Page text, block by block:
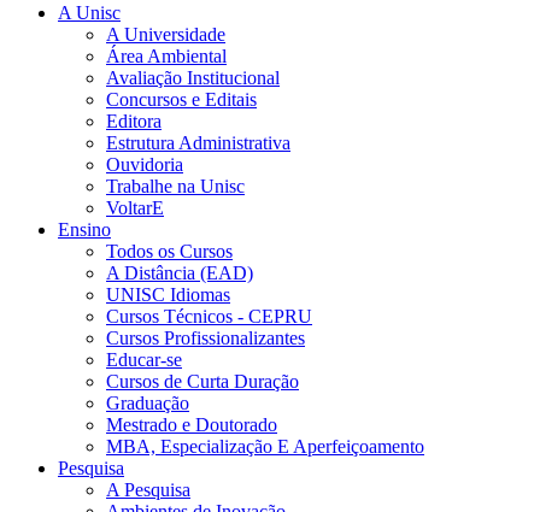
A Unisc
A Universidade
Área Ambiental
Avaliação Institucional
Concursos e Editais
Editora
Estrutura Administrativa
Ouvidoria
Trabalhe na Unisc
VoltarE
Ensino
Todos os Cursos
A Distância (EAD)
UNISC Idiomas
Cursos Técnicos - CEPRU
Cursos Profissionalizantes
Educar-se
Cursos de Curta Duração
Graduação
Mestrado e Doutorado
MBA, Especialização E Aperfeiçoamento
Pesquisa
A Pesquisa